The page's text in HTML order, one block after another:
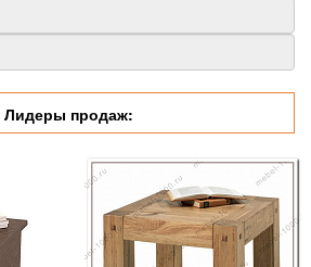
Лидеры продаж: